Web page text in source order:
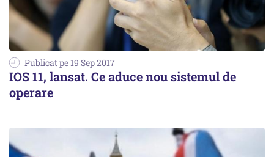
Publicat pe 19 Sep 2017
IOS 11, lansat. Ce aduce nou sistemul de
operare